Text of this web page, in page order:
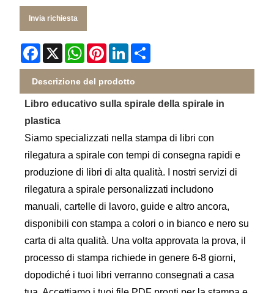
Invia richiesta
Facebook
X WhatsApp
PinterestLinkedIn
Descrizione del prodotto
Libro educativo sulla spirale della spirale in
plastica
Siamo specializzati nella stampa di libri con
rilegatura a spirale con tempi di consegna rapidi e
produzione di libri di alta qualità. I nostri servizi di
rilegatura a spirale personalizzati includono
manuali, cartelle di lavoro, guide e altro ancora,
disponibili con stampa a colori o in bianco e nero su
carta di alta qualità. Una volta approvata la prova, il
processo di stampa richiede in genere 6-8 giorni,
dopodiché i tuoi libri verranno consegnati a casa